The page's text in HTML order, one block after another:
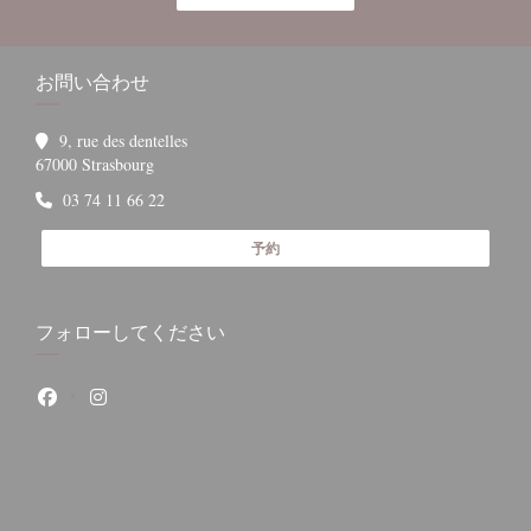
お問い合わせ
9, rue des dentelles
67000 Strasbourg((新しいウィンドウで開きます))
03 74 11 66 22
予約
フォローしてください
Facebook ((新しいウィンドウで開きます))
Instagram ((新しいウィンドウで開きます))